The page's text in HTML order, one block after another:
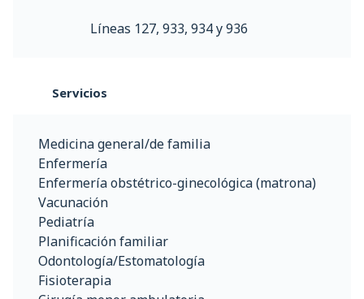
Líneas 127, 933, 934 y 936
Servicios
Medicina general/de familia
Enfermería
Enfermería obstétrico-ginecológica (matrona)
Vacunación
Pediatría
Planificación familiar
Odontología/Estomatología
Fisioterapia